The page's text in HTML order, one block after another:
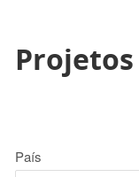
Projetos
País